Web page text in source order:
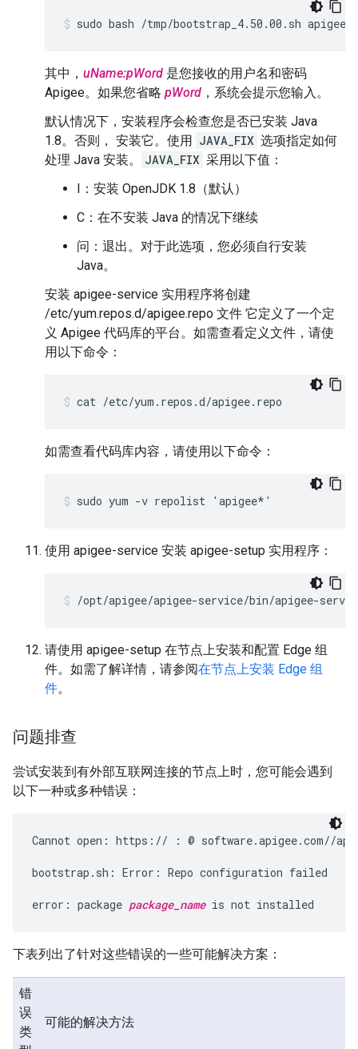
sudo bash /tmp/bootstrap_4.50.00.sh
其中， uName:pWord 是您接收的用户名和密码
Apigee。如果您省略 pWord ，系统会提示您输入。
默认情况下，安装程序会检查您是否已安装 Java
1.8。否则， 安装它。使用 JAVA_FIX 选项指定如何
处理 Java 安装。
JAVA_FIX 采用以下值：
I：安装 OpenJDK 1.8（默认）
C：在不安装 Java 的情况下继续
问：退出。对于此选项，您必须自行安装
Java。
安装 apigee-service 实用程序将创建
/etc/yum.repos.d/apigee.repo 文件 它定义了一个定
义 Apigee 代码库的平台。如需查看定义文件，请使
用以下命令：
cat /etc/yum.repos.d/apigee.repo
如需查看代码库内容，请使用以下命令：
sudo yum -v repolist 'apigee*'
使用 apigee-service 安装 apigee-setup 实用程序：
/opt/apigee/apigee-service/bin/apigee-
请使用 apigee-setup 在节点上安装和配置 Edge 组
件。如需了解详情，请参阅在节点上安装 Edge 组
件。
问题排查
尝试安装到有外部互联网连接的节点上时，您可能会遇到
以下一种或多种错误：
Cannot open: https:// : @ software.apigee.com//
bootstrap.sh: Error: Repo configuration failed
error: package package_name is not installed
下表列出了针对这些错误的一些可能解决方案：
错
误
类
可能的解决方法